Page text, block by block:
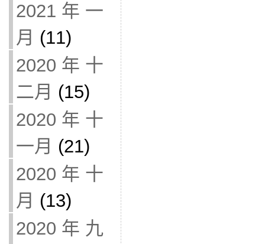
2021 年 一
月 (11)
2020 年 十
二月 (15)
2020 年 十
一月 (21)
2020 年 十
月 (13)
2020 年 九